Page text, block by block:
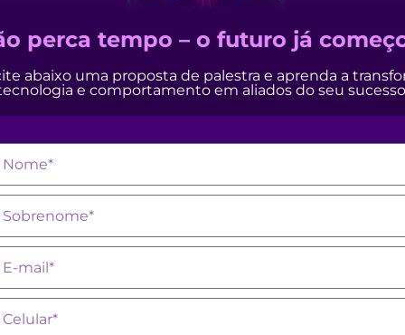
perca tempo – o futuro já
abaixo uma proposta de palestra e aprenda a
e comportamento em aliados do seu